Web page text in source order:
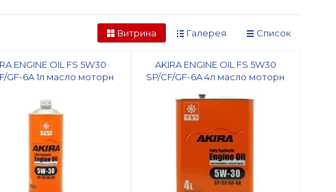
Список
Галерея
Витрина
ENGINE OIL FS 5W30
GF-6A 1л масло моторн
AKIRA ENGINE OIL FS 5W30
SP/CF/GF-6A 4л масло моторн